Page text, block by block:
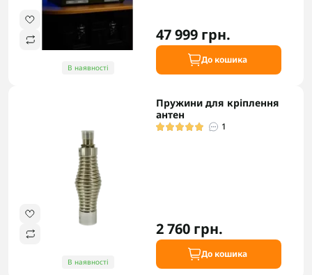
В наявності
47 999 грн.
До кошика
В наявності
Пружини для кріплення
антен
1
2 760 грн.
До кошика